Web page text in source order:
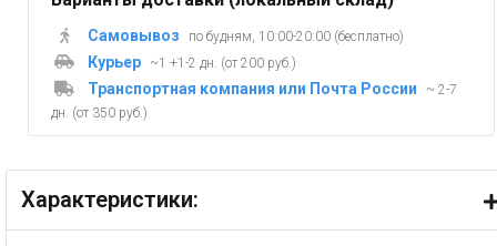
Самовывоз по будням, 10:00-20:00 (бесплатно)
Курьер ~1 +1-2 дн. (от 200 руб.)
Транспортная компания или Почта России
~ 2-7
дн. (от 350 руб.)
Характеристики: